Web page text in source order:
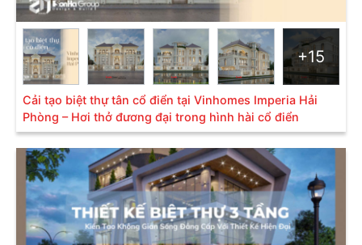
những đặc trưng của biệt thự theo phong cách tân cổ
điển.
+15
Cải tạo biệt thự tân cổ điển tại Vinhomes Imperia Hải
Phòng – Hơi thở đương đại trong hình hài cổ điển